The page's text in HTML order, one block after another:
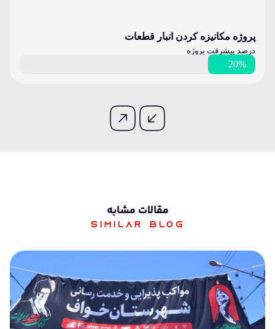
پروژه مکانیزه کردن انبار قطعات
درصد پیشرفت پروژه
20%
مقالات مشابه
Similar blog